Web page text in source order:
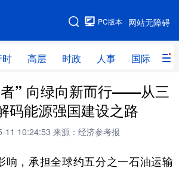
网站无障碍
PC版本
高层 时政 人事 国际 财
网站地图
高层 时政 人事
财经 网评 港澳
全球连线
科创 量子 体育
” 向绿向新而行——从三
码能源强国建设之路
11 10:24:53 来源：经济参考报
，承担全球约五分之一石油运输